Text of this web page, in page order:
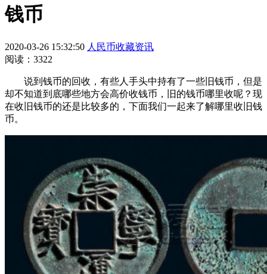
钱币
2020-03-26 15:32:50 人民币收藏资讯
阅读：3322
说到钱币的回收，有些人手头中持有了一些旧钱币，但是
却不知道到底哪些地方会高价收钱币，旧的钱币哪里收呢？现
在收旧钱币的还是比较多的，下面我们一起来了解哪里收旧钱
币。